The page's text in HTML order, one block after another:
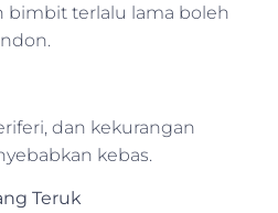
terlalu lama boleh
dan kekurangan
kebas.
Teruk